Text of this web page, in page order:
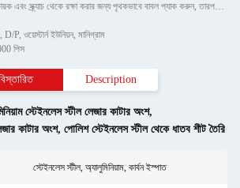
প্যাকেজিং বিবরণ: পরিবহনে ক্ষতিকারক এবং স্ক্র্যাচ থেকে রক্ষা করার জন্য পৃথকভাবে বাবল প্যাক করুন, তারপরে শক্ত কাগজে
ওয়েস্টার্ন ইউনিয়ন, মানিগ্রাম
পিস
Description
স্টেইনলেস স্টীল লেজার কাটার অংশ,
কাটার অংশ, পোলিশ স্টেইনলেস স্টীল থেকে ধাতব শীট তৈরি
স্টেইনলেস স্টীল, অ্যালুমিনিয়াম, কার্বন ইস্পাত